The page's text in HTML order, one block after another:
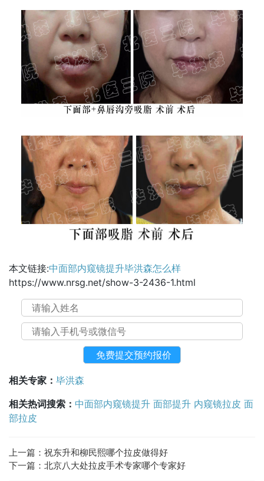
本文链接:中面部内窥镜提升毕洪森怎么样
https://www.nrsg.net/show-3-2436-1.html
相关专家： 毕洪森
相关热词搜索： 中面部内窥镜提升 面部提升 内窥镜拉皮 面
部拉皮
上一篇： 祝东升和柳民熙哪个拉皮做得好
下一篇： 北京八大处拉皮手术专家哪个专家好